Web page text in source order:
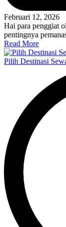
Februari 12, 2026
Hai para penggiat
pentingnya
Read More
Pilih Destinasi